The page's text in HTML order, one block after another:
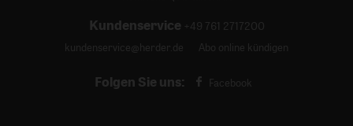
Kundenservice +49 761 2717200
kundenservice@herder.de
Abo online kündigen
Folgen Sie uns: Facebook